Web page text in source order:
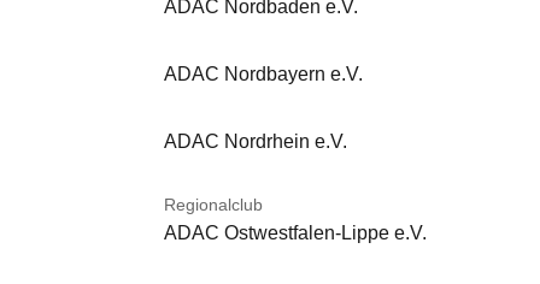
ADAC Nordbaden e.V.
ADAC Nordbayern e.V.
ADAC Nordrhein e.V.
Regionalclub
ADAC Ostwestfalen-Lippe e.V.